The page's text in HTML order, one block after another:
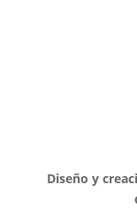
Diseño y